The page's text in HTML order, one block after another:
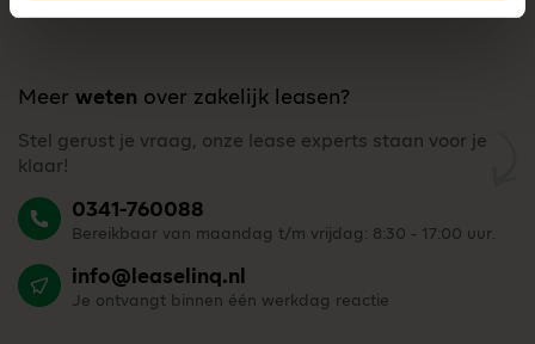
Meer weten over zakelijk leasen?
Stel gerust je vraag, onze lease experts staan voor je
klaar!
0341-760088
Bereikbaar van maandag t/m vrijdag: 8:30 - 17:00 uur.
info@leaselinq.nl
Je ontvangt binnen één werkdag reactie